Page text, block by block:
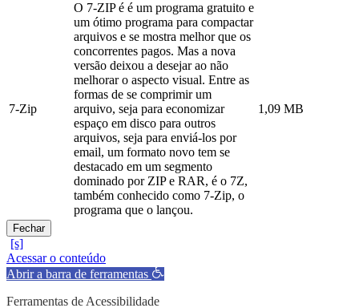
7-Zip
O 7-ZIP é é um programa gratuito e
um ótimo programa para compactar
arquivos e se mostra melhor que os
concorrentes pagos. Mas a nova
versão deixou a desejar ao não
melhorar o aspecto visual. Entre as
formas de se comprimir um
arquivo, seja para economizar
espaço em disco para outros
arquivos, seja para enviá-los por
email, um formato novo tem se
destacado em um segmento
dominado por ZIP e RAR, é o 7Z,
também conhecido como 7-Zip, o
programa que o lançou.
1,09 MB
Fechar
Acessar o conteúdo
Abrir a barra de ferramentas
Ferramentas de Acessibilidade